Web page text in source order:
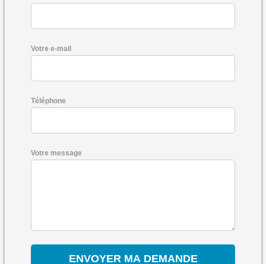
Votre e-mail
Téléphone
Votre message